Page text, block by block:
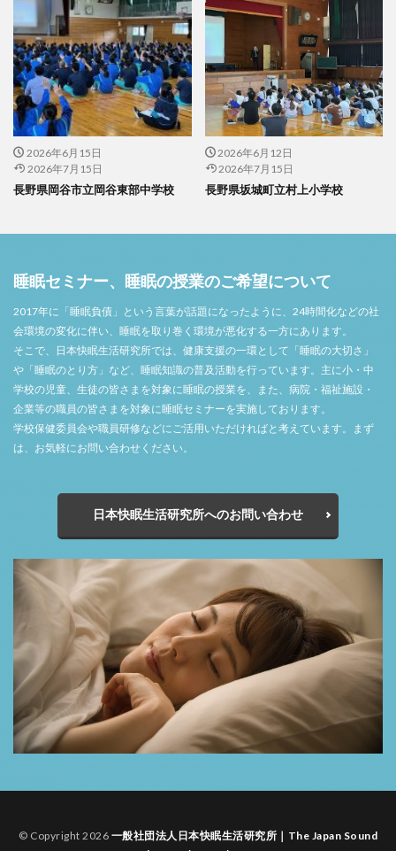
2026年6月15日
2026年7月15日
長野県岡谷市立岡谷東部中学校
2026年6月12日
2026年7月15日
長野県坂城町立村上小学校
睡眠セミナー、睡眠の授業のご希望について
2017年に「睡眠負債」という言葉が話題になったように、24時間化などの社
会環境の変化に伴い、睡眠を取り巻く環境が悪化する一方にあります。
そこで、日本快眠生活研究所では、健康支援の一環として「睡眠の大切さ」
や「睡眠のとり方」など、睡眠知識の普及活動を行っています。主に小・中
学校の児童、生徒の皆さまを対象に睡眠の授業を、また、病院・福祉施設・
企業等の職員の皆さまを対象に睡眠セミナーを実施しております。
学校保健委員会や職員研修などにご活用いただければと考えています。まず
は、お気軽にお問い合わせください。
日本快眠生活研究所へのお問い合わせ
© Copyright 2026 一般社団法人日本快眠生活研究所｜The Japan Sound